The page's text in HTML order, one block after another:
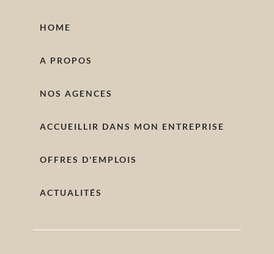
HOME
A PROPOS
NOS AGENCES
ACCUEILLIR DANS MON ENTREPRISE
OFFRES D'EMPLOIS
ACTUALITÉS